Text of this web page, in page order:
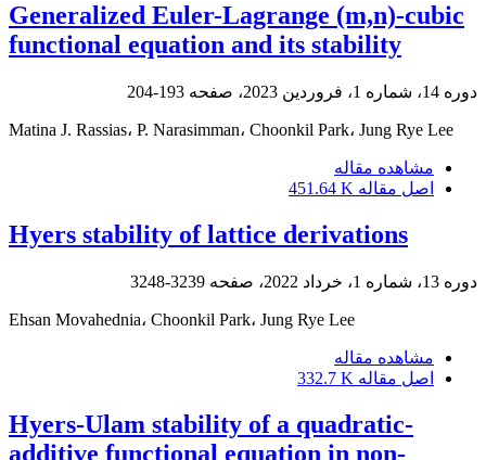
Generalized Euler-Lagrange (m,n)-cubic
functional equation and its stability
دوره 14، شماره 1، فروردین 2023، صفحه 193-204
Matina J. Rassias، P. Narasimman، Choonkil Park، Jung Rye Lee
مشاهده مقاله
اصل مقاله 451.64 K
Hyers stability of lattice derivations
دوره 13، شماره 1، خرداد 2022، صفحه 3239-3248
Ehsan Movahednia، Choonkil Park، Jung Rye Lee
مشاهده مقاله
اصل مقاله 332.7 K
Hyers-Ulam stability of a quadratic-
additive functional equation in non-